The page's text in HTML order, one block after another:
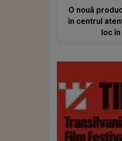
O nouă
în centrul
loc